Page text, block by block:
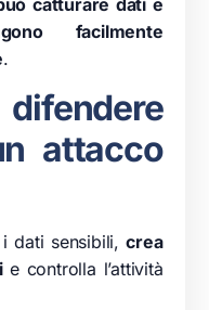
catturare dati e
facilmente
.
attacco
i dati sensibili,crea
e controlla l’attività